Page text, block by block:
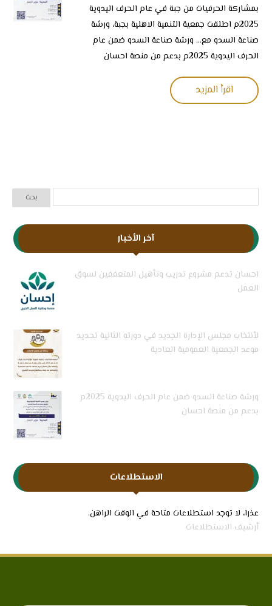
بمشاركة الحرفيات من ⁧‫جبة‬⁩ في ⁧‫عام الحرف اليدوية
2025م اطلقت جمعية التنمية الاهلية بجبة، ورشة
صناعة السدو مع... ورشة صناعة السدو ضمن عام
الحرف اليدوية 2025م بدعم من منصة احسان
اقرأ المزيد
آخر الأخبار
احسان تدعم مشروع تدريب وتأهيل المتعففين لسوق
العمل
لأنتخاب مجلس الإدارة الجديد في دورته الثانية تحديد
موعد الجمعية العمومية العادية
ورشة صناعة السدو ضمن عام الحرف اليدوية 2025م
بدعم من منصة احسان
الاستطلاعات
عذرا، لا توجد استطلاعات متاحة في الوقت الراهن.
أرشيف الاستطلاعات